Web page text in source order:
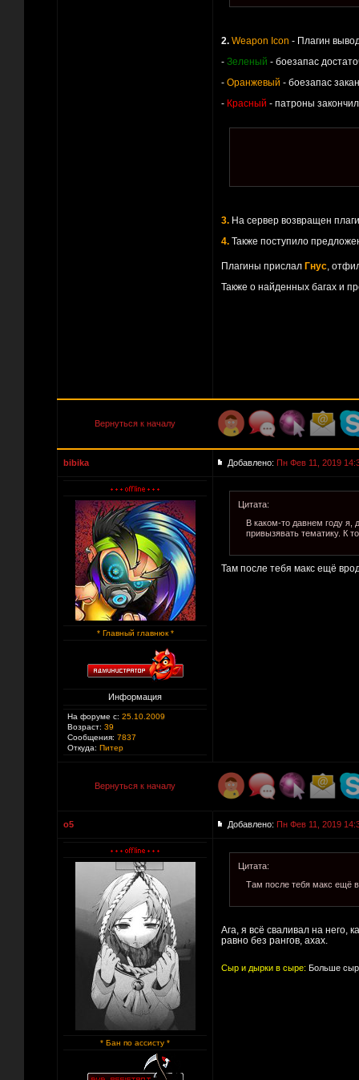
2. Weapon Icon - Плагин
- Зеленый - боезапас
- Оранжевый - боезапас
- Красный - патроны
3. На сервер возвращен
4. Также поступило
Плагины прислал Гнус,
Также о найденных багах и
Вернуться к началу
bibika Добавлено: Пн Фев 11, 2019
* Главный главнюк *
Информация
На форуме с: 25.10.2009
Возраст: 39
Сообщения: 7837
Откуда: Питер
Цитата:
В каком-то давнем году я,
привызявать тематику. К
Там после тебя макс ещё
Вернуться к началу
o5 Добавлено: Пн Фев 11, 2019
* Бан по ассисту *
Цитата:
Там после тебя макс ещё
Ага, я всё сваливал на него,
равно без рангов, ахах.
Сыр и дырки в сыре: Больше